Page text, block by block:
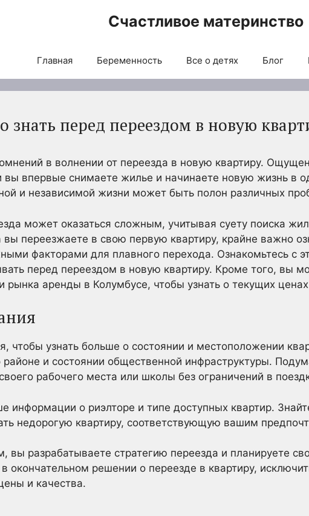
Счастливое материнство
Главная Беременность Все о детях Блог
знать перед переездом в новую
в волнении от переезда в новую квартиру.
вы впервые снимаете жилье и начинаете новую жизнь в
и независимой жизни может быть полон различных
может оказаться сложным, учитывая суету поиска
вы переезжаете в свою первую квартиру, крайне важно
факторами для плавного перехода. Ознакомьтесь с
перед переездом в новую квартиру. Кроме того, вы
рынка аренды в Колумбусе, чтобы узнать о текущих
чтобы узнать больше о состоянии и местоположении
и состоянии общественной инфраструктуры.
рабочего места или школы без ограничений в
информации о риэлторе и типе доступных квартир.
недорогую квартиру, соответствующую вашим
вы разрабатываете стратегию переезда и планируете
окончательном решении о переезде в квартиру,
и качества.